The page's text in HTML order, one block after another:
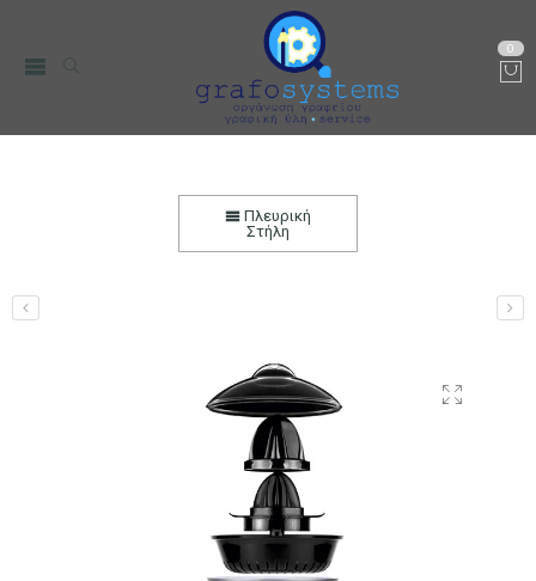
0
Μικρο-Συσκευές Κουζίνας
Πλευρική
Στήλη